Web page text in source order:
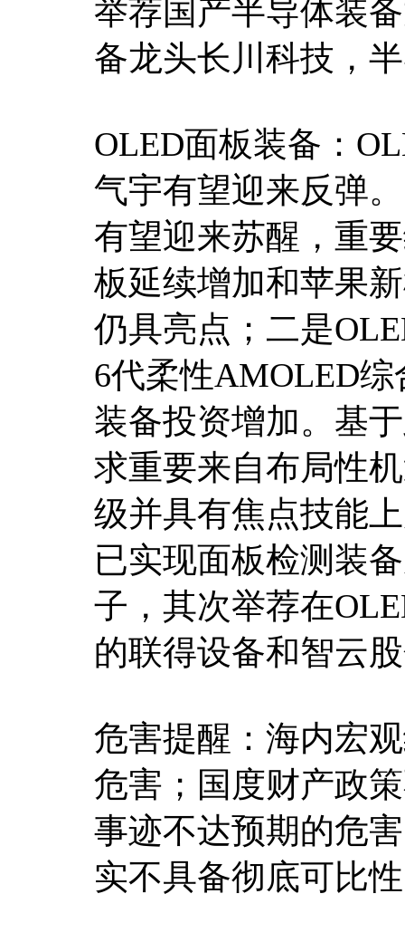
举荐国产半导体装
备龙头长川科技，
OLED面板装备：
气宇有望迎来反弹
有望迎来苏醒，重
板延续增加和苹果
仍具亮点；二是
6代柔性AMOLED
装备投资增加。基
求重要来自布局性
级并具有焦点技能
已实现面板检测装
子，其次举荐在
的联得设备和智云
危害提醒：海内宏
危害；国度财产政
事迹不达预期的危
实不具备彻底可比